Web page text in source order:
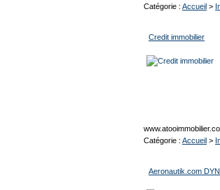
Catégorie : Accueil >
Credit immobilier
Catégorie : Accueil >
Aeronautik.com